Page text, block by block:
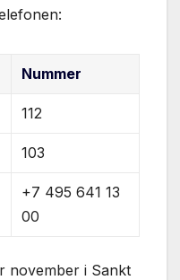
Nummer
112
103
+7 495 641 13
00
november i Sankt